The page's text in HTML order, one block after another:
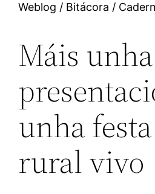
Weblog / Bitácora /
Máis unha
unha
rural vivo